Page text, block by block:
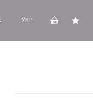
УКР